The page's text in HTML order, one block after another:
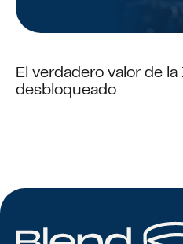
El verdadero valor de
desbloqueado